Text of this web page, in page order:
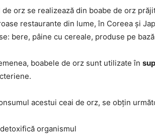
de orz se realizează din boabe de orz
restaurante din lume, în Coreea și
bere, pâine cu cereale, produse pe
boabele de orz sunt utilizate în
acestui ceai de orz, se obțin
organismul